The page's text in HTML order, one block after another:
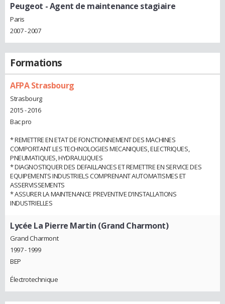
Peugeot - Agent de maintenance stagiaire
Paris
2007 - 2007
Formations
AFPA Strasbourg
Strasbourg
2015 - 2016
Bac pro
* REMETTRE EN ETAT DE FONCTIONNEMENT DES MACHINES
COMPORTANT LES TECHNOLOGIES MECANIQUES, ELECTRIQUES,
PNEUMATIQUES, HYDRAULIQUES
* DIAGNOSTIQUER DES DEFAILLANCES ET REMETTRE EN SERVICE DES
EQUIPEMENTS INDUSTRIELS COMPRENANT AUTOMATISMES ET
ASSERVISSEMENTS
* ASSURER LA MAINTENANCE PREVENTIVE D’INSTALLATIONS
INDUSTRIELLES
Lycée La Pierre Martin (Grand Charmont)
Grand Charmont
1997 - 1999
BEP
Électrotechnique